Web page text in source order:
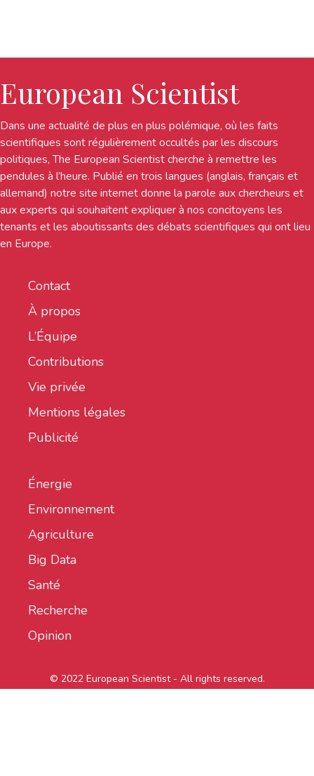
European Scientist
Dans une actualité de plus en plus polémique, où les faits
scientifiques sont régulièrement occultés par les discours
politiques, The European Scientist cherche à remettre les
pendules à l’heure. Publié en trois langues (anglais, français et
allemand) notre site internet donne la parole aux chercheurs et
aux experts qui souhaitent expliquer à nos concitoyens les
tenants et les aboutissants des débats scientifiques qui ont lieu
en Europe.
Contact
À propos
L’Équipe
Contributions
Vie privée
Mentions légales
Publicité
Énergie
Environnement
Agriculture
Big Data
Santé
Recherche
Opinion
© 2022 European Scientist - All rights reserved.